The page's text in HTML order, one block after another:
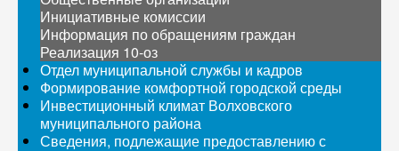
Инициативные комиссии
Информация по обращениям граждан
Реализация 10-оз
Отдел муниципальной службы и кадров
Формирование комфортной городской среды
Инвестиционный климат Волховского
муниципального района
Сведения, подлежащие предоставлению с